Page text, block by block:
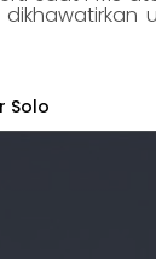
Solo